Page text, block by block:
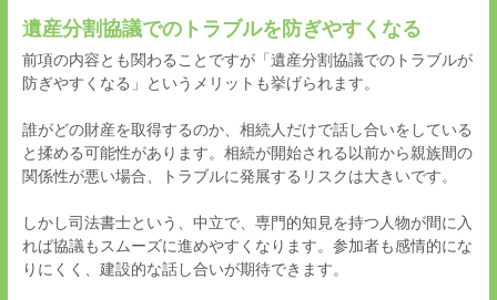
遺産分割協議でのトラブルを防ぎやすくなる
前項の内容とも関わることですが「遺産分割協議でのトラブルが
防ぎやすくなる」というメリットも挙げられます。
誰がどの財産を取得するのか、相続人だけで話し合いをしている
と揉める可能性があります。相続が開始される以前から親族間の
関係性が悪い場合、トラブルに発展するリスクは大きいです。
しかし司法書士という、中立で、専門的知見を持つ人物が間に入
れば協議もスムーズに進めやすくなります。参加者も感情的にな
りにくく、建設的な話し合いが期待できます。